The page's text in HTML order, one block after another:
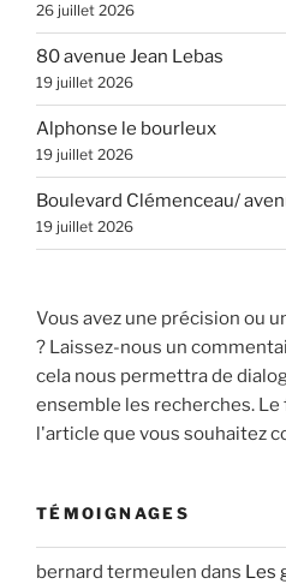
26 juillet 2026
80 avenue Jean Lebas
19 juillet 2026
Alphonse le bourleux
19 juillet 2026
Boulevard Clémenceau/
19 juillet 2026
Vous avez une précision ou
? Laissez-nous un
cela nous permettra de
ensemble les recherches.
l'article que vous souhaitez
TÉMOIGNAGES
bernard termeulen dans Les